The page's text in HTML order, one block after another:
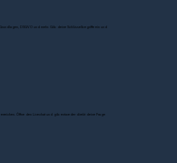
DSGVO und mehr. Gib deine Schlüsselbegriffe ein und
Öffne den Livechat und gib entweder direkt deine Frage